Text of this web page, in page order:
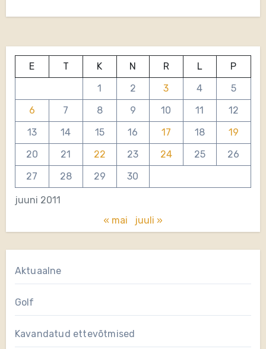
juuni 2011
E T K N R L
P
1
2 3 4
5
6
7 8 9 10 11
12
13
14 15 16 17 18
19
20
21 22 23 24 25
26
27
28 29 30
« mai juuli »
Aktuaalne
Golf
Kavandatud ettevõtmised